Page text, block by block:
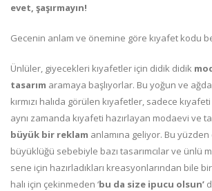
evet, şaşırmayın!
Gecenin anlam ve önemine göre kıyafet kodu
Ünlüler, giyecekleri kıyafetler için didik didik
tasarım aramaya başlıyorlar. Bu yoğun ve
kırmızı halıda görülen kıyafetler, sadece
aynı zamanda kıyafeti hazırlayan modaevi ve
büyük bir reklam anlamına geliyor. Bu yüzden
büyüklüğü sebebiyle bazı tasarımcılar ve ünlü
sene için hazırladıkları kreasyonlarından bile bir
halı için çekinmeden ‘bu da size ipucu olsun’